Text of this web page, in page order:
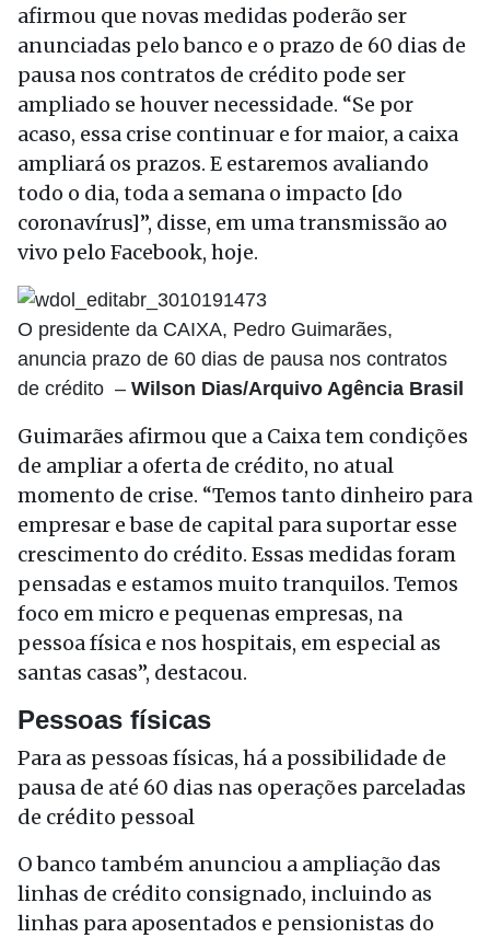
afirmou que novas medidas poderão ser
anunciadas pelo banco e o prazo de 60 dias de
pausa nos contratos de crédito pode ser
ampliado se houver necessidade. “Se por
acaso, essa crise continuar e for maior, a caixa
ampliará os prazos. E estaremos avaliando
todo o dia, toda a semana o impacto [do
coronavírus]”, disse, em uma transmissão ao
vivo pelo Facebook, hoje.
O presidente da CAIXA, Pedro Guimarães,
anuncia prazo de 60 dias de pausa nos contratos
de crédito – Wilson Dias/Arquivo Agência Brasil
Guimarães afirmou que a Caixa tem condições
de ampliar a oferta de crédito, no atual
momento de crise. “Temos tanto dinheiro para
empresar e base de capital para suportar esse
crescimento do crédito. Essas medidas foram
pensadas e estamos muito tranquilos. Temos
foco em micro e pequenas empresas, na
pessoa física e nos hospitais, em especial as
santas casas”, destacou.
Pessoas físicas
Para as pessoas físicas, há a possibilidade de
pausa de até 60 dias nas operações parceladas
de crédito pessoal
O banco também anunciou a ampliação das
linhas de crédito consignado, incluindo as
linhas para aposentados e pensionistas do